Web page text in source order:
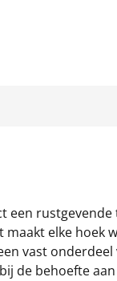
een
elke hoek
vast
de behoefte